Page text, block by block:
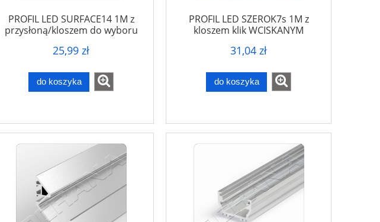
PROFIL LED SURFACE14 1M z
przysłoną/kloszem do wyboru
25,99 zł
do koszyka
PROFIL LED SZEROK7s 1M z
kloszem klik WCISKANYM
31,04 zł
do koszyka